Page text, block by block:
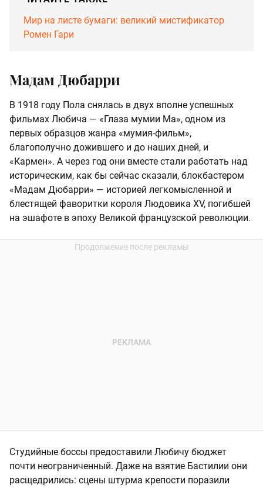
Мир на листе бумаги: великий мистификатор
Ромен Гари
Мадам Дюбарри
В 1918 году Пола снялась в двух вполне успешных
фильмах Любича — «Глаза мумии Ма», одном из
первых образцов жанра «мумия-фильм»,
благополучно дожившего и до наших дней, и
«Кармен». А через год они вместе стали работать над
историческим, как бы сейчас сказали, блокбастером
«Мадам Дюбарри» — историей легкомысленной и
блестящей фаворитки короля Людовика XV, погибшей
на эшафоте в эпоху Великой французской революции.
Студийные боссы предоставили Любичу бюджет
почти неограниченный. Даже на взятие Бастилии они
расщедрились: сцены штурма крепости поразили